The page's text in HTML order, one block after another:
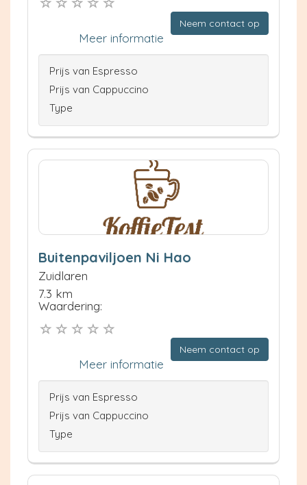
Neem contact op
Meer informatie
Prijs van Espresso
Prijs van Cappuccino
Type
Buitenpaviljoen Ni Hao
Zuidlaren
7.3 km
Waardering:
Neem contact op
Meer informatie
Prijs van Espresso
Prijs van Cappuccino
Type